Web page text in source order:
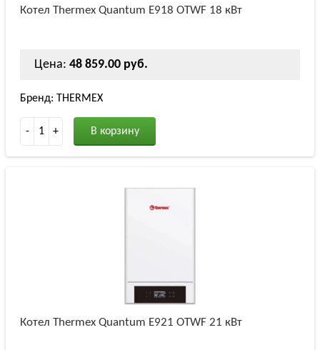
Котел Thermex Quantum E918 OTWF 18 кВт
Цена: 48 859.00 руб.
Бренд: THERMEX
- 1 + В корзину
Котел Thermex Quantum E921 OTWF 21 кВт